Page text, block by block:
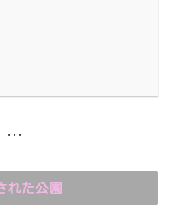
れた公園